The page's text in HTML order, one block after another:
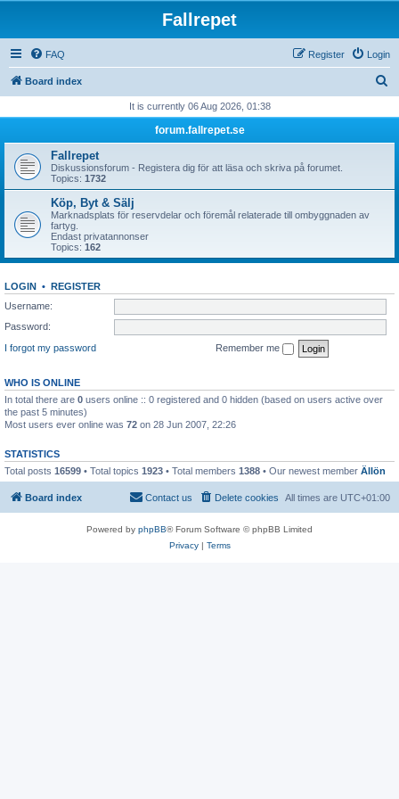
Fallrepet
FAQ Login
Register
Board index
r
h
It is currently 06 Aug 2026, 01:38
forum.fallrepet.se
Fallrepet
Diskussionsforum - Registera dig för att läsa och skriva på forumet.
Topics: 1732
Köp, Byt & Sälj
Marknadsplats för reservdelar och föremål relaterade till ombyggnaden av
fartyg.
Endast privatannonser
Topics: 162
LOGIN • REGISTER
Username:
Password:
I forgot my password
Remember me
WHO IS ONLINE
In total there are 0 users online :: 0 registered and 0 hidden (based on users active over
the past 5 minutes)
Most users ever online was 72 on 28 Jun 2007, 22:26
STATISTICS
Total posts 16599 • Total topics 1923 • Total members 1388 • Our newest member Ällön
Board index All times are UTC+01:00
Delete cookies
Contact us
Powered by phpBB® Forum Software © phpBB Limited
Privacy| Terms